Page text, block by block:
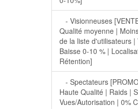
- Visionneuses
Qualité moyenne |
de la liste d'utilisateurs |
Baisse 0-10 % |
Rétention]
- Spectateurs
Haute Qualité | Raids |
Vues/Autorisation | 0%